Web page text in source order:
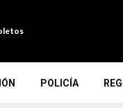
POLICÍA